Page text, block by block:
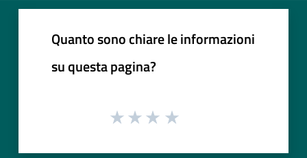
Quanto sono chiare le informazioni
su questa pagina?